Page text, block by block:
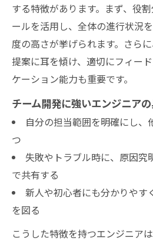
する特徴があります。まず、役
ールを活用し、全体の進行状況
度の高さが挙げられます。さら
提案に耳を傾け、適切にフィー
ケーション能力も重要です。
チーム開発に強いエンジニア
自分の担当範囲を明確にし
つ
失敗やトラブル時に、原因究
で共有する
新人や初心者にも分かりやす
を図る
こうした特徴を持つエンジニア